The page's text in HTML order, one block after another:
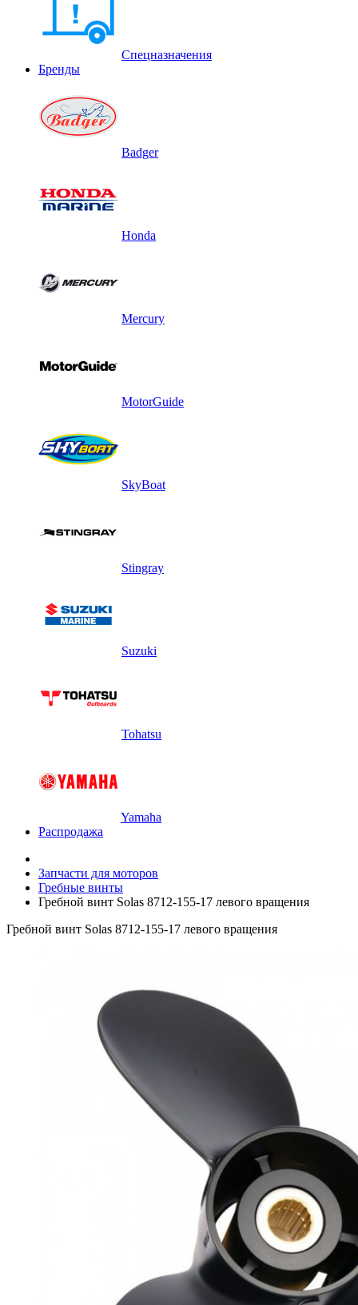
Спецназначения
Бренды
Badger
Honda
Mercury
MotorGuide
SkyBoat
Stingray
Suzuki
Tohatsu
Yamaha
Распродажа
Запчасти для моторов
Гребные винты
Гребной винт Solas 8712-155-17 левого вращения
Гребной винт Solas 8712-155-17 левого вращения